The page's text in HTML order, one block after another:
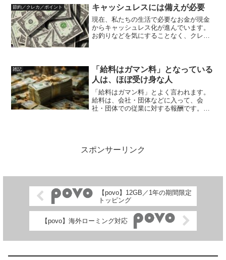
すると理解が難しくなります。複雑な優
遇サービスを受けるために頭...
節約／クレカ／ポイント キャッシュレスには備えが必要
現在、私たちの生活で必要なお金が現金
からキャッシュレス化が進んでいます。
お釣りなどを気にすることなく、クレジ
街中もお店や交通機関もキ...
雑記
「給料はガマン料」となっている
人は、ほぼ受け身な人
「給料はガマン料」とよく言われます。
給料は、会社・団体などに入って、会
社・団体での従業に対する報酬です。会
スポンサーリンク
【povo】12GB／1年の期間限定
トッピング
【povo】海外ローミング対応